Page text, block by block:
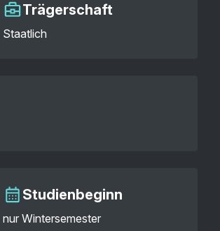
Trägerschaft
Staatlich
Studienbeginn
nur Wintersemester